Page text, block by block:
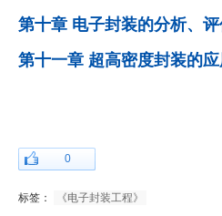
第十章 电子封装的分析、
第十一章 超高密度封装的
0
标签： 《电子封装工程》